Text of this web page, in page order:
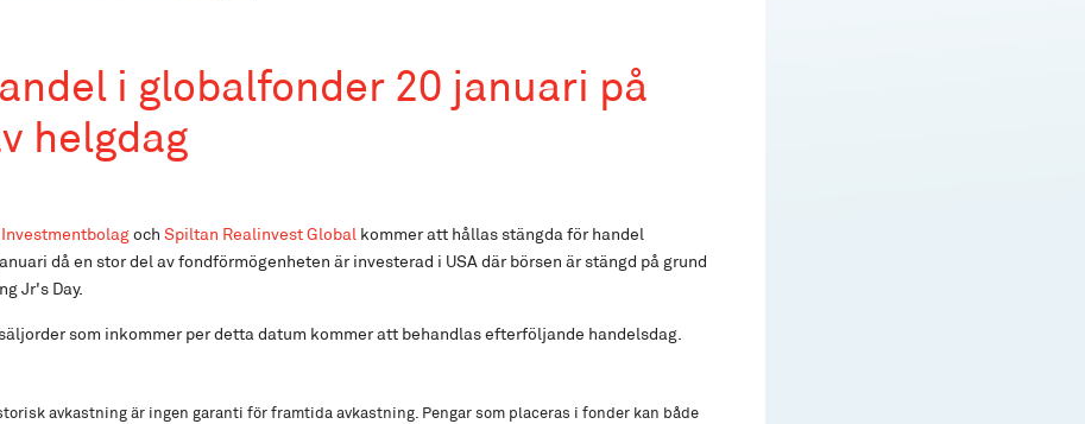
i globalfonder 20 januari på
helgdag
och Spiltan Realinvest Global kommer att hållas stängda för handel
då en stor del av fondförmögenheten är investerad i USA där börsen är stängd på grund
Jr's Day.
som inkommer per detta datum kommer att behandlas efterföljande handelsdag.
avkastning är ingen garanti för framtida avkastning. Pengar som placeras i fonder kan både